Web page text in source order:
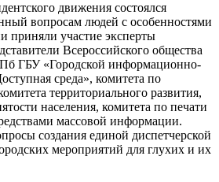
движения состоялся
вопросам людей с особенностями
приняли участие эксперты
Всероссийского общества
ГБУ «Городской информационно-
среда», комитета по
территориального развития,
населения, комитета по печати
массовой информации.
создания единой диспетчерской
мероприятий для глухих и их